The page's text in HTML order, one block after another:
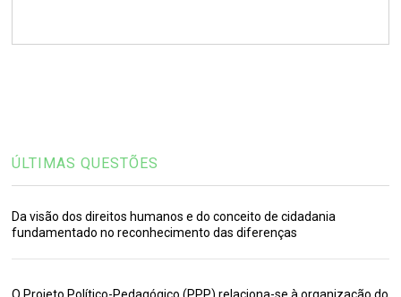
ÚLTIMAS QUESTÕES
Da visão dos direitos humanos e do conceito de cidadania
fundamentado no reconhecimento das diferenças